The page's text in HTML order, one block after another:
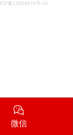
备13024870号-24
微信